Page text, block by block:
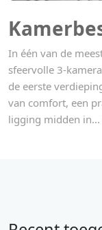
In één van de
sfeervolle 3-
de eerste
van comfort, een
ligging midden